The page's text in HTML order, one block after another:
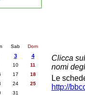
Clicca
nomi
Le
http://
Sab Dom
3
4
10
11
17
18
24
25
31